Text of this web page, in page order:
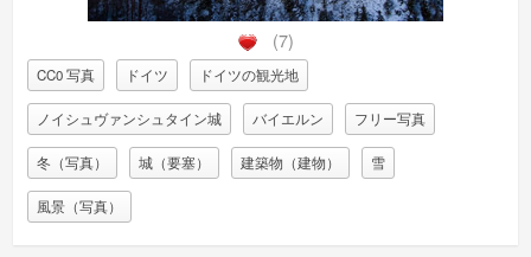
(7)
CC0 写真 ドイツ ドイツの観光地
ノイシュヴァンシュタイン城 バイエルン フリー写真
冬（写真） 城（要塞） 建築物（建物） 雪
風景（写真）